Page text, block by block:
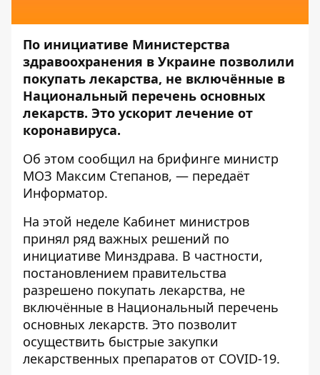
По инициативе Министерства
здравоохранения в Украине позволили
покупать лекарства, не включённые в
Национальный перечень основных
лекарств. Это ускорит лечение от
коронавируса.
Об этом сообщил на брифинге министр
МОЗ Максим Степанов, — передаёт
Информатор.
На этой неделе Кабинет министров
принял ряд важных решений по
инициативе Минздрава. В частности,
постановлением правительства
разрешено покупать лекарства, не
включённые в Национальный перечень
основных лекарств. Это позволит
осуществить быстрые закупки
лекарственных препаратов от COVID-19.